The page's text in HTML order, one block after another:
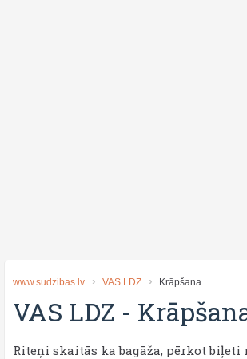
www.sudzibas.lv VAS LDZ Krāpšana
VAS LDZ -
Riteņi skaitās ka bagāža, pērkot biļeti